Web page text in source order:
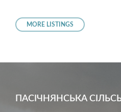
MORE LISTINGS
ПАСІЧНЯНСЬКА